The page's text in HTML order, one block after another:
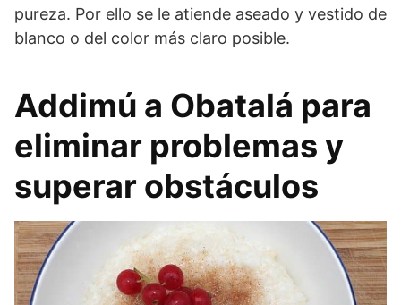
pureza. Por ello se le atiende aseado y vestido de
blanco o del color más claro posible.
Addimú a Obatalá para
eliminar problemas y
superar obstáculos